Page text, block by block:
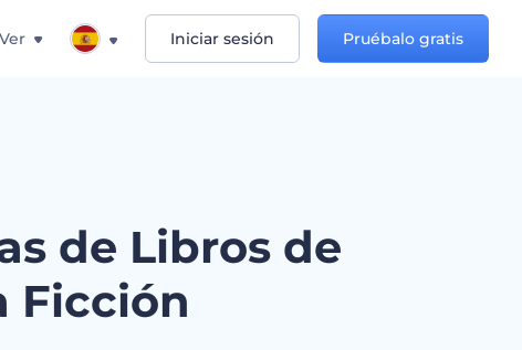
Ver Iniciar sesión Pruébalo gratis
de Libros de
Ficción